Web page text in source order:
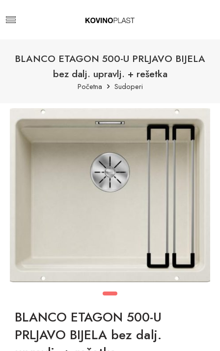
BLANCO ETAGON 500-U PRLJAVO BIJELA
bez dalj. upravlj. + rešetka
Početna Sudoperi
BLANCO ETAGON 500-U
PRLJAVO BIJELA bez dalj.